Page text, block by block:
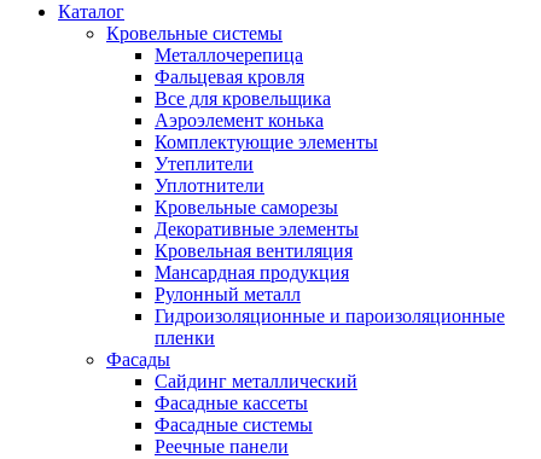
Каталог
Кровельные системы
Металлочерепица
Фальцевая кровля
Все для кровельщика
Аэроэлемент конька
Комплектующие элементы
Утеплители
Уплотнители
Кровельные саморезы
Декоративные элементы
Кровельная вентиляция
Мансардная продукция
Рулонный металл
Гидроизоляционные и пароизоляционные
пленки
Фасады
Сайдинг металлический
Фасадные кассеты
Фасадные системы
Реечные панели